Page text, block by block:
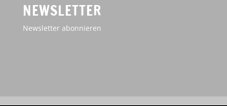
NEWSLETTER
Newsletter abonnieren